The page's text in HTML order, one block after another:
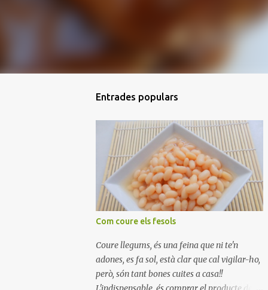
Entrades populars
Com coure els fesols
Coure llegums, és una feina que ni te'n
adones, es fa sol, està clar que cal vigilar-ho,
però, són tant bones cuites a casa!!